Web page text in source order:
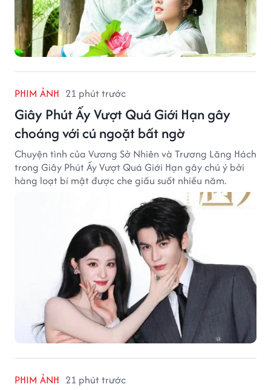
PHIM ẢNH 21 phút trước
Giây Phút Ấy Vượt Quá Giới Hạn gây
choáng với cú ngoặt bất ngờ
Chuyện tình của Vương Sở Nhiên và Trương Lăng Hách
trong Giây Phút Ấy Vượt Quá Giới Hạn gây chú ý bởi
hàng loạt bí mật được che giấu suốt nhiều năm.
PHIM ẢNH 21 phút trước